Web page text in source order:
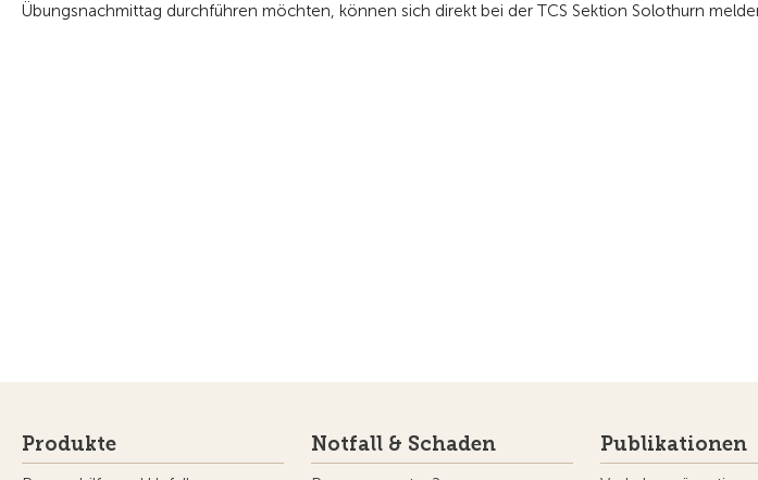
Übungsnachmittag durchführen möchten, können sich direkt bei der TCS Sektion Solothurn
Produkte Notfall & Schaden Publikationen